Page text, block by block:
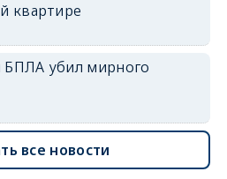
квартире
убил мирного
все новости